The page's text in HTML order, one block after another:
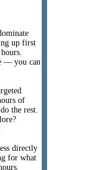
up first
— you can
of
the rest.
directly
for what